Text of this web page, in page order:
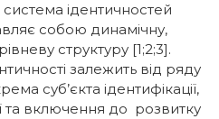
система ідентичностей
собою динамічну,
структуру [1;2;3].
залежить від ряду
суб’єкта ідентифікації,
та включення до розвитку